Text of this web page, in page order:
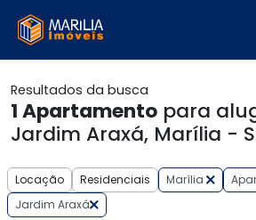
Resultados da busca
1Apartamento para
Jardim Araxá, Marília -
Locação Residenciais Marília
Jardim Araxá